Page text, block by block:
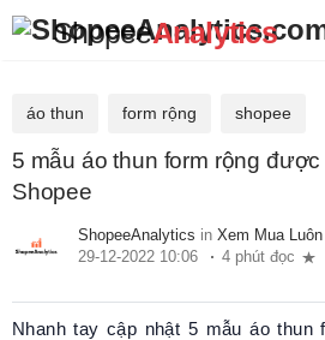
ShopeeAnalytics
áo thun form rộng shopee
5 mẫu áo thun form rộng
Shopee
ShopeeAnalytics in Xem Mua Luôn
29-12-2022 10:06
4 phút đọc
Nhanh tay cập nhật 5 mẫu áo thun